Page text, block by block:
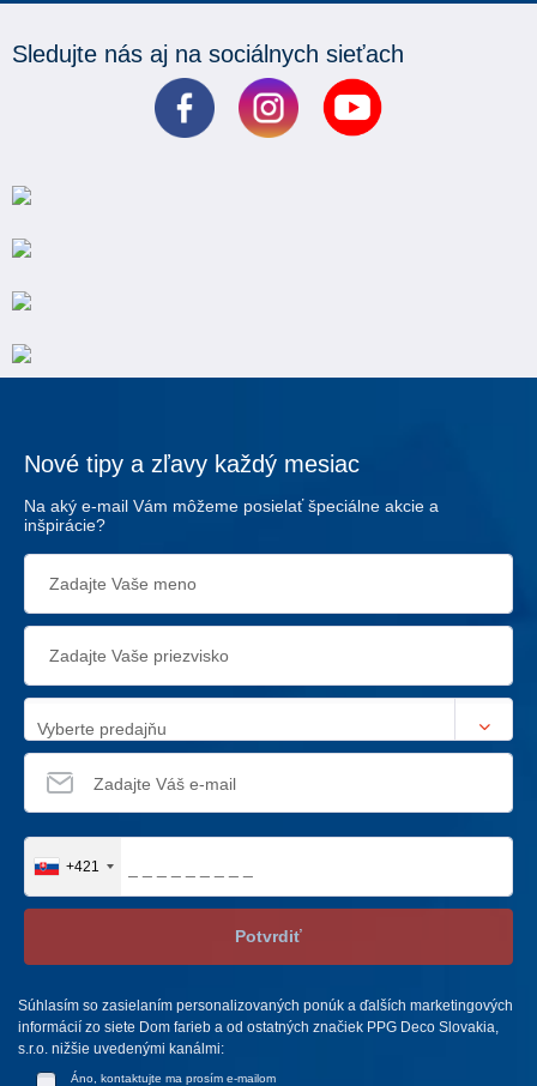
Sledujte nás aj na sociálnych sieťach
Nové tipy a zľavy každý mesiac
Na aký e-mail Vám môžeme posielať špeciálne akcie a
inšpirácie?
Vyberte predajňu
+421
Potvrdiť
Súhlasím so zasielaním personalizovaných ponúk a ďalších marketingových
informácií zo siete Dom farieb a od ostatných značiek PPG Deco Slovakia,
s.r.o. nižšie uvedenými kanálmi:
Áno, kontaktujte ma prosím e-mailom